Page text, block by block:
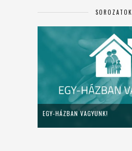
SOROZATOK
EGY-HÁZBAN VAGYUNK!